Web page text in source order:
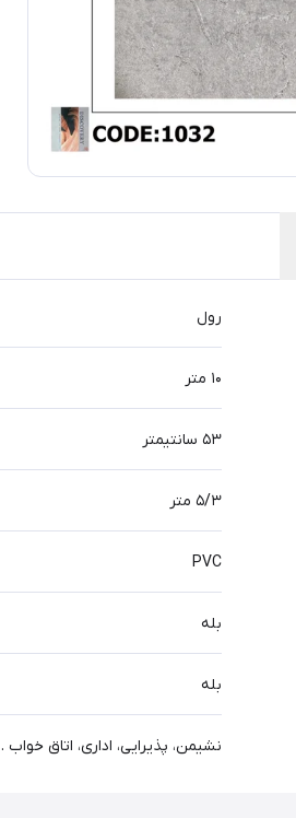
رول
۱۰ متر
۵۳ سانتیمتر
۵/۳ متر
PVC
بله
بله
نشیمن، پذیرایی، اداری، اتاق خواب .